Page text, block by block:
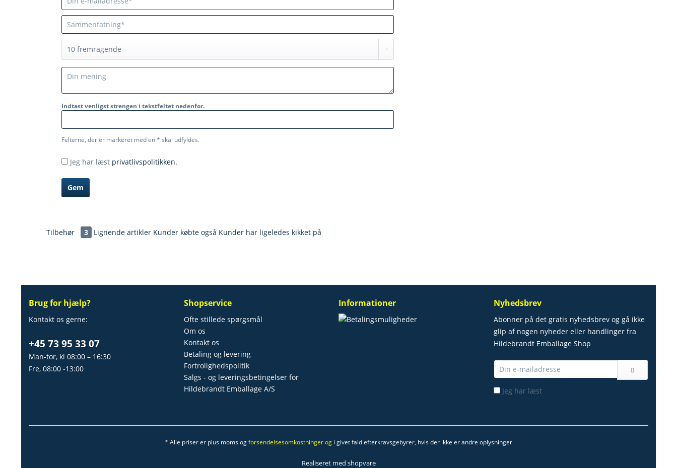
Indtast venligst strengen i tekstfeltet nedenfor.
Felterne, der er markeret med en * skal udfyldes.
Jeg har læst privatlivspolitikken.
Gem
Tilbehør 3 Lignende artikler Kunder købte også Kunder har ligeledes kikket på
Brug for hjælp?
Kontakt os gerne:
+45 73 95 33 07
Man-tor, kl 08:00 – 16:30
Fre, 08:00 -13:00
Shopservice
Ofte stillede spørgsmål
Om os
Kontakt os
Betaling og levering
Fortrolighedspolitik
Salgs - og leveringsbetingelser for
Hildebrandt Emballage A/S
Informationer Nyhedsbrev
Abonner på det gratis nyhedsbrev og gå ikke
glip af nogen nyheder eller handlinger fra
Hildebrandt Emballage Shop
Jeg har læst
* Alle priser er plus moms ogforsendelsesomkostninger og i givet fald efterkravsgebyrer, hvis der ikke er andre oplysninger
Realiseret med shopvare